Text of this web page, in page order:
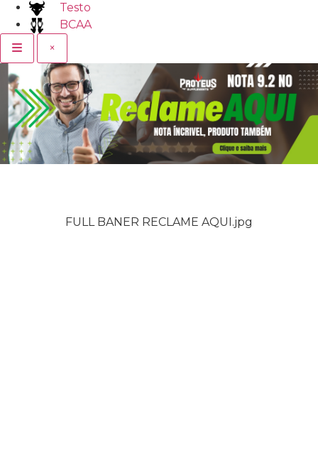
Testo
BCAA
×
FULL BANER RECLAME AQUI.jpg